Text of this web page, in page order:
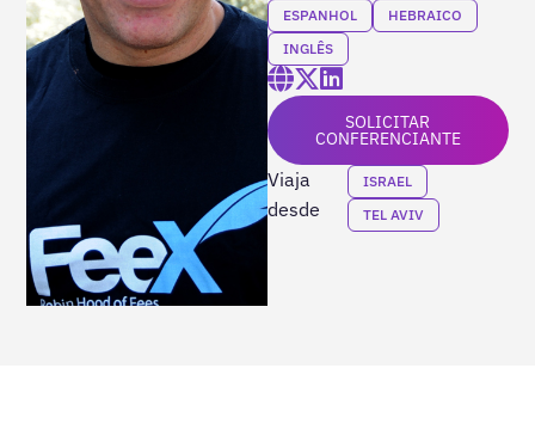
ESPANHOL
HEBRAICO
INGLÊS
SOLICITAR
CONFERENCIANTE
Viaja
desde
ISRAEL
TEL AVIV